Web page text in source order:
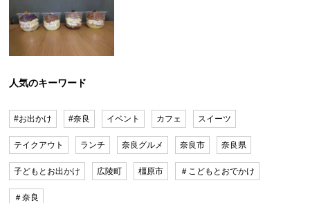
人気のキーワード
#お出かけ #奈良 イベント カフェ スイーツ
テイクアウト ランチ 奈良グルメ 奈良市 奈良県
子どもとお出かけ 広陵町 橿原市 ＃こどもとおでかけ
＃奈良